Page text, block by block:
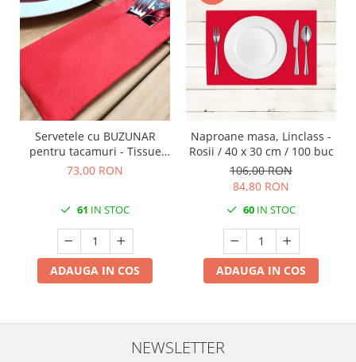
Servetele cu BUZUNAR
pentru tacamuri - Tissue
Deluxe (Rosii) / 40 x 40 cm /
73,00 RON
61 IN STOC
ADAUGA IN COS
Naproane masa, Linclass -
Rosii / 40 x 30 cm / 100 buc
106,00 RON
84,80 RON
60 IN STOC
ADAUGA IN COS
NEWSLETTER